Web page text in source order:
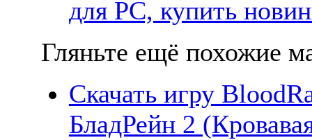
для PC, купить
Гляньте ещё похожие
Скачать игру
БладРейн 2